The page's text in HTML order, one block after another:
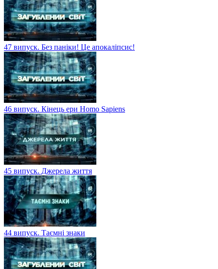
47 випуск. Без паніки! Це апокаліпсис!
46 випуск. Кінець ери Homo Sapiens
45 випуск. Джерела життя
44 випуск. Таємні знаки